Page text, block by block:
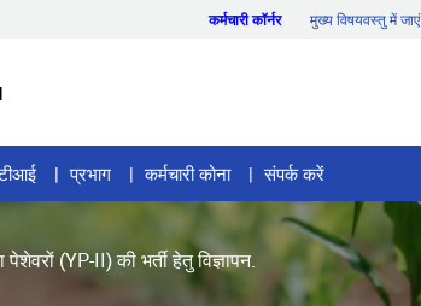
कर्मचारी कॉर्नर मुख्य विषयवस्तु में जाएं
प्रभाग कर्मचारी कोना संपर्क करें
(YP-II) की भर्ती हेतु विज्ञापन.